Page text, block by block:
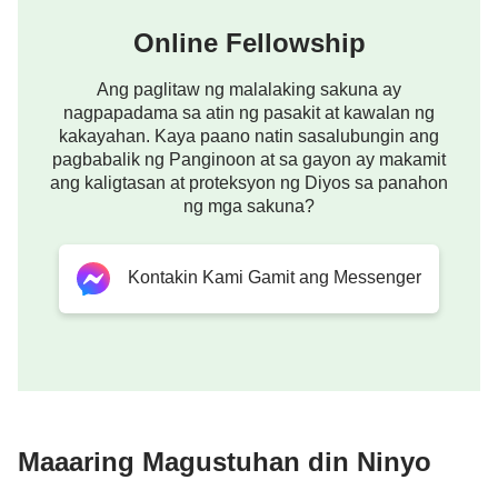
lamang kayong makisalo.
1 Pedro 3:8
Katapustapusan, kayong lahat ay mangagkaisang
akala, madamayin, mangagibigang tulad sa
magkakapatid, mga mahabagin, mga
Online Fellowship
Ang paglitaw ng malalaking sakuna ay
nagpapadama sa atin ng pasakit at kawalan ng
kakayahan. Kaya paano natin sasalubungin ang
pagbabalik ng Panginoon at sa gayon ay makamit
ang kaligtasan at proteksyon ng Diyos sa panahon
ng mga sakuna?
Kontakin Kami Gamit ang Messenger
Maaaring Magustuhan din Ninyo